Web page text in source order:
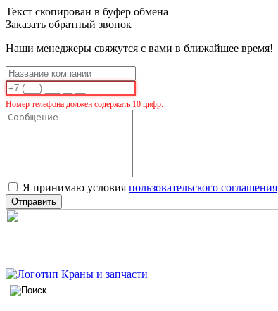
Текст скопирован в буфер обмена
Заказать обратный звонок
Наши менеджеры свяжутся с вами в ближайшее время!
Номер телефона должен содержать 10 цифр.
Я принимаю условия пользовательского соглашения
Отправить